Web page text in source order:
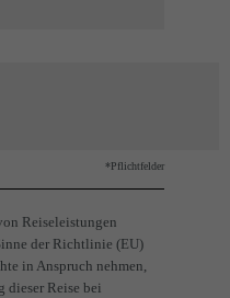
*Pflichtfelder
Reiseleistungen
der Richtlinie (EU)
in Anspruch nehmen,
dieser Reise bei